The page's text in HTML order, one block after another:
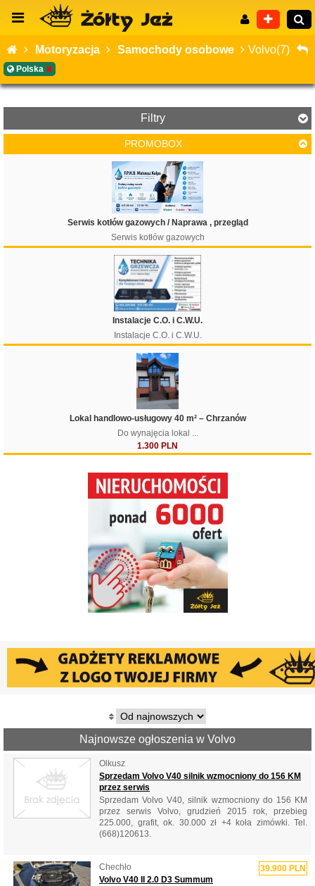
Wyszukiwanie zaawansowane
Motoryzacja Samochody osobowe Volvo(7)
Polska
Filtry
Filtruj
PROMOBOX
Serwis kotłów gazowych / Naprawa , przegląd
Serwis kotłów gazowych
Instalacje C.O. i C.W.U.
Instalacje C.O. i C.W.U.
Lokal handlowo-usługowy 40 m² – Chrzanów
Do wynajęcia lokal ...
1.300 PLN
Najnowsze ogłoszenia w Volvo
Olkusz
Sprzedam Volvo V40 silnik wzmocniony do 156 KM
przez serwis
Sprzedam Volvo V40, silnik wzmocniony do 156 KM
przez serwis Volvo, grudzień 2015 rok, przebieg
225.000, grafit, ok. 30.000 zł +4 koła zimówki. Tel.
(668)120613.
39.900 PLN
Chechło
Volvo V40 II 2.0 D3 Summum